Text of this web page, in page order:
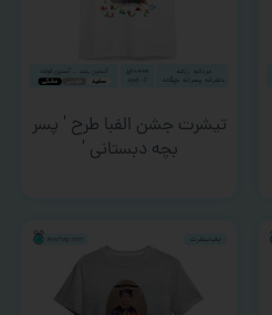
تیشرت جشن الفبا طرح ‘ پسر
بچه دبستانی ‘